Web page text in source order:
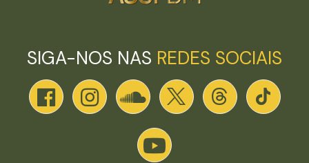
SIGA-NOS NAS REDES SOCIAIS